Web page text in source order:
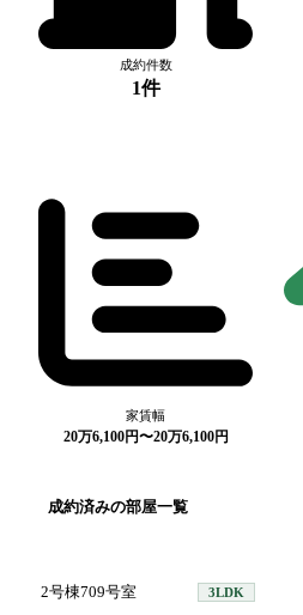
成約件数
1件
家賃幅
20万6,100円〜20万6,100円
成約済みの部屋一覧
2号棟709号室 3LDK